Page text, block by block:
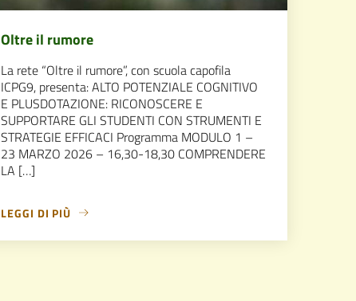
Oltre il rumore
La rete “Oltre il rumore”, con scuola capofila
ICPG9, presenta: ALTO POTENZIALE COGNITIVO
E PLUSDOTAZIONE: RICONOSCERE E
SUPPORTARE GLI STUDENTI CON STRUMENTI E
STRATEGIE EFFICACI Programma MODULO 1 –
23 MARZO 2026 – 16,30-18,30 COMPRENDERE
LA […]
LEGGI DI PIÙ